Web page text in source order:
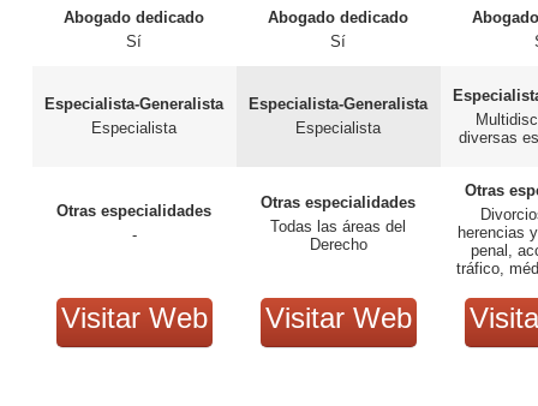
Abogado dedicado
Sí
Especialista-Generalista
Especialista
Otras especialidades
-
Visitar Web
Abogado dedicado
Sí
Especialista-Generalista
Especialista
Otras especialidades
Todas las áreas del
Derecho
Visitar Web
diversas
Otras
herencias
penal,
tráfico,